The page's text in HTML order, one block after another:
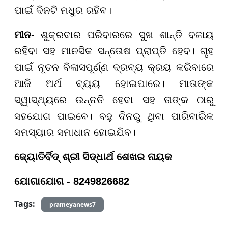
ପାଇଁ ଦିନଟି ମଧୁର ରହିବ।
ମୀନ- ଶୁକ୍ରବାର ପରିବାରରେ ସୁଖ ଶାନ୍ତି ବଜାୟ
ରହିବା ସହ ମାନସିକ ସନ୍ତୋଷ ପ୍ରାପ୍ତି ହେବ। ଗୃହ
ପାଇଁ ନୂତନ ବିଳାସପୂର୍ଣ୍ଣ ଦ୍ରବ୍ୟ କ୍ରୟ କରିବାରେ
ଆଜି ଅର୍ଥ ବ୍ୟୟ ହୋଇପାରେ। ମାତାଙ୍କ
ସ୍ୱାସ୍ଥ୍ୟରେ ଉନ୍ନତି ହେବା ସହ ତାଙ୍କ ଠାରୁ
ସହଯୋଗ ପାଇବେ। ବହୁ ଦିନରୁ ଥିବା ପାରିବାରିକ
ସମସ୍ୟାର ସମାଧାନ ହୋଇଯିବ।
ଜ୍ୟୋତିର୍ବିଦ୍ ଶ୍ରୀ ସିଦ୍ଧାର୍ଥ ଶେଖର ନାୟକ
ଯୋଗାଯୋଗ - 8249826682
Tags:
prameyanews7